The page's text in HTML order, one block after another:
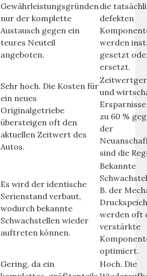
Gewährleistungsgründen
nur der komplette
Austausch gegen ein
teures Neuteil
angeboten.
die
defekten
werden
gesetzt
ersetzt.
Sehr hoch. Die Kosten für
ein neues
Originalgetriebe
übersteigen oft den
aktuellen Zeitwert des
Autos.
und
zu 60 %
der
sind die
Es wird der identische
Serienstand verbaut,
wodurch bekannte
Schwachstellen wieder
auftreten können.
Bekannte
B. der
werden oft
verstärkte
optimiert.
Gering, da ein
Hoch. Die